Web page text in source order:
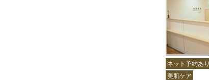
ネット予約あり
美肌ケア